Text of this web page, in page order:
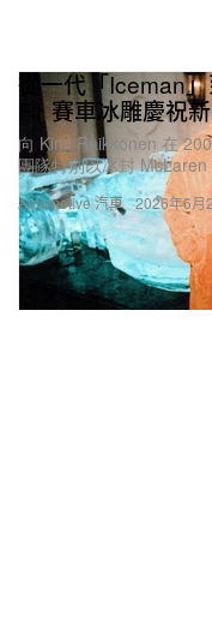
Automotive 汽車
從一代「Iceman
F1 賽車冰雕慶祝
向 Kimi Räikkönen 在
團隊特別以冰封
2026年6月